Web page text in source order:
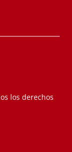
los derechos